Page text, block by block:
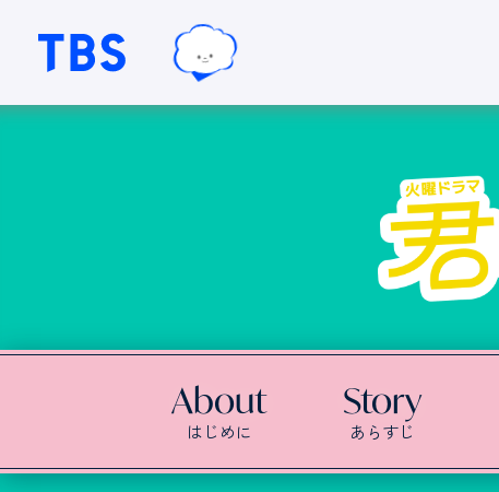
TBSテレビ｜ときめくときを。
About
はじめに
Story
あらすじ